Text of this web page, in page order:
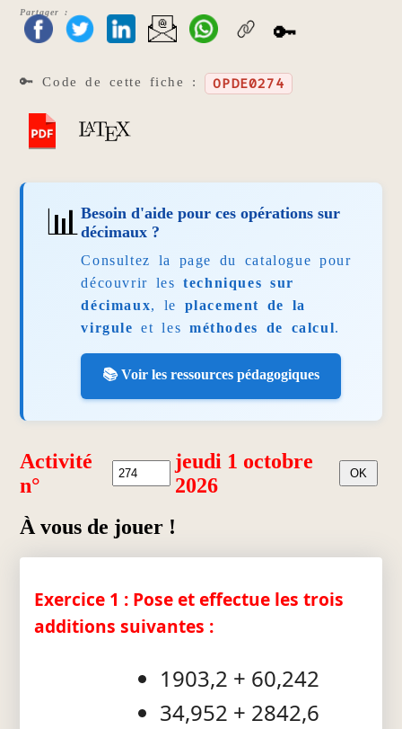
Partager :
🔑
🔑 Code de cette fiche : OPDE0274
📊Besoin d'aide pour ces opérations sur
décimaux ?
Consultez la page du catalogue pour
découvrir lestechniques sur
décimaux, le placement de la
virgule et les méthodes de calcul.
📚 Voir les ressources pédagogiques
Activité
n°
jeudi 1 octobre
2026
À vous de jouer !
Exercice 1 : Pose et effectue les trois
additions suivantes :
1903,2 + 60,242
34,952 + 2842,6